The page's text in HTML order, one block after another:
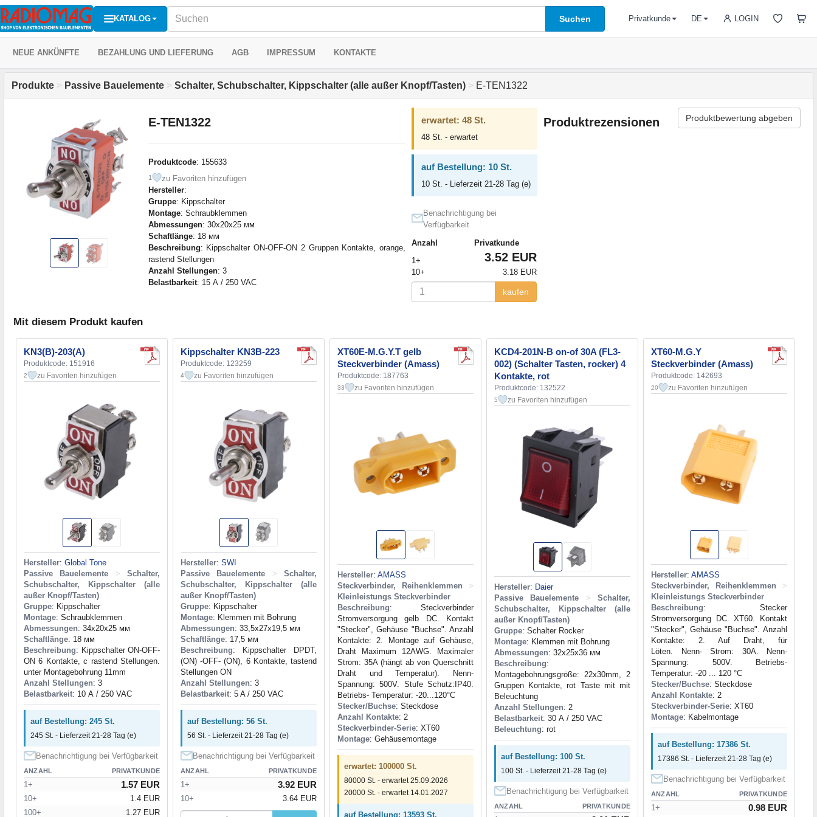
KATALOG Suchen LOGIN
Privatkunde DE
NEUE ANKÜNFTE BEZAHLUNG UND LIEFERUNG AGB IMPRESSUM KONTAKTE
Produkte > Passive Bauelemente > Schalter, Schubschalter, Kippschalter (alle außer Knopf/Tasten) > E-TEN1322
E-TEN1322
Produktcode: 155633
1
zu Favoriten hinzufügen
Hersteller:
Gruppe: Kippschalter
Montage: Schraubklemmen
Abmessungen: 30x20x25 мм
Schaftlänge: 18 мм
Beschreibung: Kippschalter ON-OFF-ON 2 Gruppen Kontakte, orange,
rastend Stellungen
Anzahl Stellungen: 3
Belastbarkeit: 15 А / 250 VAC
erwartet: 48 St.
48 St. - erwartet
auf Bestellung: 10 St.
10 St. - Lieferzeit 21-28 Tag (e)
Benachrichtigung bei
Verfügbarkeit
Anzahl
Privatkunde
1+
3.52 EUR
10+ 3.18 EUR
kaufen
Produktrezensionen Produktbewertung abgeben
Mit diesem Produkt kaufen
KN3(B)-203(A)
Produktcode: 151916
2 zu Favoriten hinzufügen
Hersteller: Global Tone
Passive Bauelemente
>
Schalter,
Schubschalter, Kippschalter (alle
außer Knopf/Tasten)
Gruppe: Kippschalter
Montage: Schraubklemmen
Abmessungen: 34x20x25 мм
Schaftlänge: 18 мм
Beschreibung: Kippschalter ON-OFF-
ON 6 Kontakte, c rastend Stellungen.
unter Montagebohrung 11mm
Anzahl Stellungen: 3
Belastbarkeit: 10 А / 250 VAC
auf Bestellung: 245 St.
245 St. - Lieferzeit 21-28 Tag (e)
Benachrichtigung bei Verfügbarkeit
ANZAHL PRIVATKUNDE
1+ 1.57 EUR
10+
1.4 EUR
100+
1.27 EUR
Kippschalter KN3B-223
Produktcode: 123259
4 zu Favoriten hinzufügen
Hersteller: SWI
Passive Bauelemente
>
Schalter,
Schubschalter, Kippschalter (alle
außer Knopf/Tasten)
Gruppe: Kippschalter
Montage: Klemmen mit Bohrung
Abmessungen: 33,5x27x19,5 мм
Schaftlänge: 17,5 мм
Beschreibung: Kippschalter DPDT,
(ON) -OFF- (ON), 6 Kontakte, tastend
Stellungen ON
Anzahl Stellungen: 3
Belastbarkeit: 5 A / 250 VAC
auf Bestellung: 56 St.
56 St. - Lieferzeit 21-28 Tag (e)
Benachrichtigung bei Verfügbarkeit
ANZAHL PRIVATKUNDE
1+ 3.92 EUR
10+ 3.64 EUR
XT60E-M.G.Y.T gelb
Steckverbinder (Amass)
Produktcode: 187763
33 zu Favoriten hinzufügen
Hersteller: AMASS
Steckverbinder, Reihenklemmen
>
Kleinleistungs Steckverbinder
Beschreibung: Steckverbinder
Stromversorgung gelb DC. Kontakt
"Stecker", Gehäuse "Buchse". Anzahl
Kontakte: 2. Montage auf Gehäuse,
Draht Maximum 12AWG. Maximaler
Strom: 35A (hängt ab von Querschnitt
Draht und Temperatur). Nenn-
Spannung: 500V. Stufe Schutz:IP40.
Betriebs- Temperatur: -20...120°C
Stecker/Buchse: Steckdose
Anzahl Kontakte: 2
Steckverbinder-Serie: XT60
Montage: Gehäusemontage
erwartet: 100000 St.
80000 St. - erwartet 25.09.2026
20000 St. - erwartet 14.01.2027
auf Bestellung: 13593 St.
KCD4-201N-B on-of 30A (FL3-
002) (Schalter Tasten, rocker) 4
Kontakte, rot
Produktcode: 132522
5 zu Favoriten hinzufügen
Hersteller: Daier
Passive Bauelemente
>
Schalter,
Schubschalter, Kippschalter (alle
außer Knopf/Tasten)
Gruppe: Schalter Rocker
Montage: Klemmen mit Bohrung
Abmessungen: 32x25x36 мм
Beschreibung:
Montagebohrungsgröße: 22x30mm, 2
Gruppen Kontakte, rot Taste mit mit
Beleuchtung
Anzahl Stellungen: 2
Belastbarkeit: 30 А / 250 VAC
Beleuchtung: rot
auf Bestellung: 100 St.
100 St. - Lieferzeit 21-28 Tag (e)
Benachrichtigung bei Verfügbarkeit
ANZAHL PRIVATKUNDE
XT60-M.G.Y
Steckverbinder (Amass)
Produktcode: 142693
20 zu Favoriten hinzufügen
Hersteller: AMASS
Steckverbinder, Reihenklemmen
>
Kleinleistungs Steckverbinder
Beschreibung: Stecker
Stromversorgung DC. XT60. Kontakt
"Stecker", Gehäuse "Buchse". Anzahl
Kontakte: 2. Auf Draht, für
Löten. Nenn- Strom: 30A. Nenn-
Spannung: 500V. Betriebs-
Temperatur: -20 ... 120 °C
Stecker/Buchse: Steckdose
Anzahl Kontakte: 2
Steckverbinder-Serie: XT60
Montage: Kabelmontage
auf Bestellung: 17386 St.
17386 St. - Lieferzeit 21-28 Tag (e)
Benachrichtigung bei Verfügbarkeit
ANZAHL PRIVATKUNDE
1+ 0.98 EUR